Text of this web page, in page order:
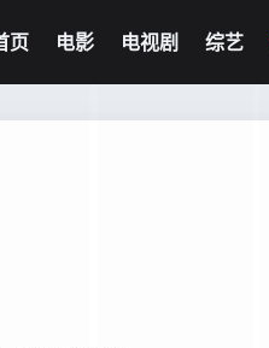
页 电影 电视剧 综艺